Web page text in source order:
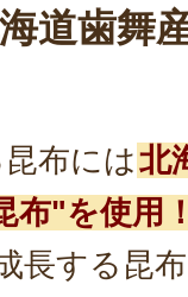
道歯舞
布には北
布"を使用
長する昆